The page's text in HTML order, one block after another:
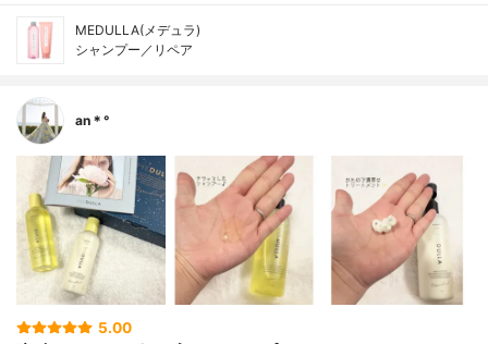
MEDULLA(メデュラ)
シャンプー／リペア
an＊°
5.00